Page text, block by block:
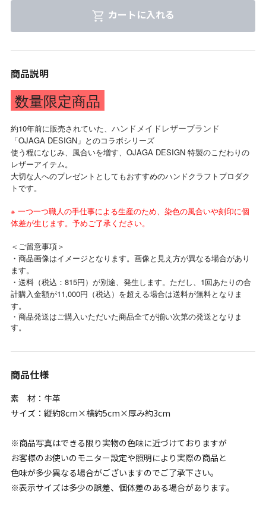
カートに入れる
商品説明
数量限定商品
約10年前に販売されていた、 ハンドメイドレザーブランド
「OJAGA DESIGN」とのコラボシリーズ
使う程になじみ、風合いを増す、OJAGA DESIGN 特製のこだわりの
レザーアイテム。
大切な人へのプレゼントとしてもおすすめのハンドクラフトプロダク
トです。
※ 一つ一つ職人の手仕事による生産のため、染色の風合いや刻印に個
体差が生じます。予めご了承ください。
＜ご留意事項＞
・商品画像はイメージとなります。画像と見え方が異なる場合があり
ます。
・送料（税込：815円）が別途、発生します。ただし、1回あたりの合
計購入金額が11,000円（税込）を超える場合は送料が無料となりま
す。
・商品発送はご購入いただいた商品全てが揃い次第の発送となりま
す。
商品仕様
素 材：牛革
サイズ：縦約8cm×横約5cm×厚み約3cm
※商品写真はできる限り実物の色味に近づけておりますが
お客様のお使いのモニター設定や照明により実際の商品と
色味が多少異なる場合がございますのでご了承下さい。
※表示サイズは多少の誤差、個体差のある場合があります。